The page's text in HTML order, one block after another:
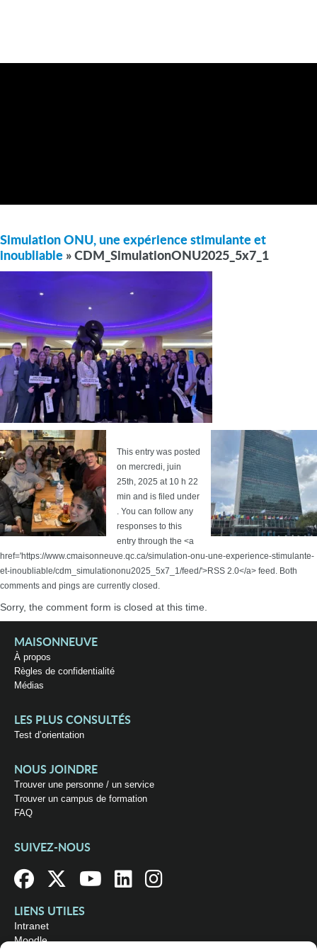
Simulation ONU, une expérience stimulante et
inoubliable » CDM_SimulationONU2025_5x7_1
This entry was posted
on mercredi, juin
25th, 2025 at 10 h 22
min and is filed under
. You can follow any
responses to this
entry through the <a
href='https://www.cmaisonneuve.qc.ca/simulation-onu-une-experience-stimulante-
et-inoubliable/cdm_simulationonu2025_5x7_1/feed/'>RSS 2.0</a> feed. Both
comments and pings are currently closed.
Sorry, the comment form is closed at this time.
MAISONNEUVE
À propos
Règles de confidentialité
Médias
LES PLUS CONSULTÉS
Test d’orientation
NOUS JOINDRE
Trouver une personne / un service
Trouver un campus de formation
FAQ
SUIVEZ-NOUS
LIENS UTILES
Intranet
Moodle